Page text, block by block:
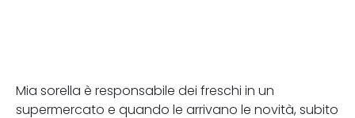
Mia sorella è responsabile dei freschi in un
supermercato e quando le arrivano le novità, subito